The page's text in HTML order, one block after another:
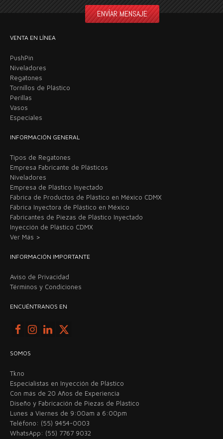
VENTA EN LÍNEA
PushPin
Niveladores
Regatones
Tornillos de Plástico
Perillas
Vasos
Especiales
INFORMACIÓN GENERAL
Tipos de Regatones
Empresa Fabricante de Plásticos
Niveladores
Empresa de Plástico Inyectado
Fábrica de Productos de Plástico en México CDMX
Fábrica Inyectora de Plástico en México
Fabricantes de Piezas de Plástico Inyectado
Inyección de Plástico CDMX
Ver Más >
INFORMACIÓN IMPORTANTE
Aviso de Privacidad
Términos y Condiciones
ENCUÉNTRANOS EN
SOMOS
Tkno
Especialistas en Inyección de Plástico
Con más de 20 Años de Experiencia
Diseño y Fabricación de Piezas de Plástico
Lunes a Viernes de 9:00am a 6:00pm
Teléfono: (55) 9454-0003
WhatsApp: (55) 7767 9032